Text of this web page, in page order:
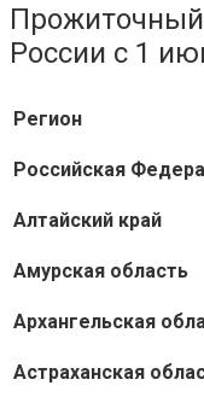
России с 1
Регион
Российская
Алтайский край
Амурская область
Архангельская
Астраханская